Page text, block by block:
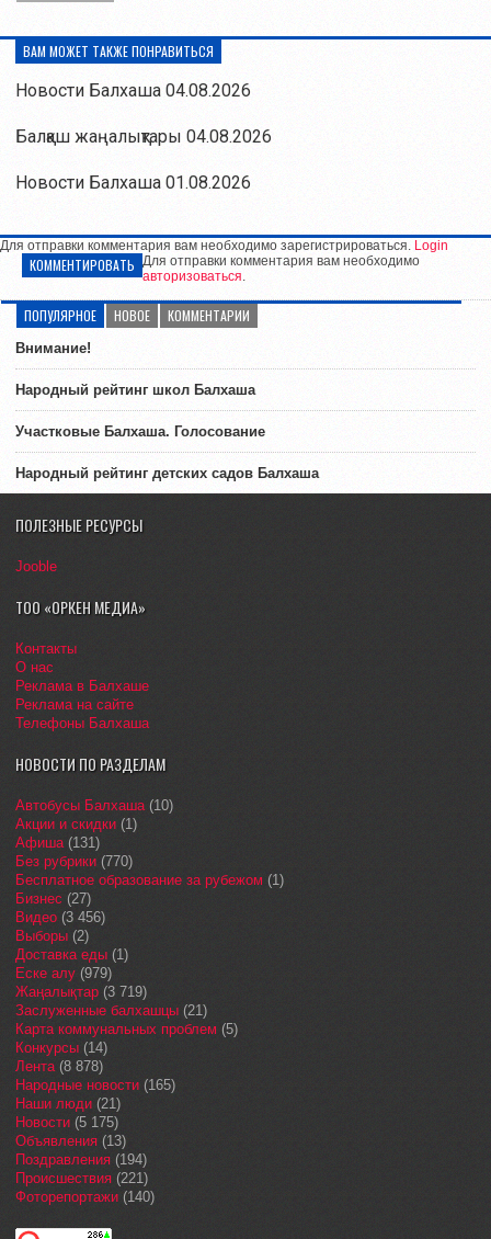
ВАМ МОЖЕТ ТАКЖЕ ПОНРАВИТЬСЯ
Новости Балхаша 04.08.2026
Балқаш жаңалықтары 04.08.2026
Новости Балхаша 01.08.2026
Для отправки комментария вам необходимо зарегистрироваться. Login
КОММЕНТИРОВАТЬ Для отправки комментария вам необходимо
авторизоваться.
ПОПУЛЯРНОЕ НОВОЕ КОММЕНТАРИИ
Внимание!
Народный рейтинг школ Балхаша
Участковые Балхаша. Голосование
Народный рейтинг детских садов Балхаша
ПОЛЕЗНЫЕ РЕСУРСЫ
Jooble
ТОО «ОРКЕН МЕДИА»
Контакты
О нас
Реклама в Балхаше
Реклама на сайте
Телефоны Балхаша
НОВОСТИ ПО РАЗДЕЛАМ
Автобусы Балхаша(10)
Акции и скидки (1)
Афиша(131)
Без рубрики (770)
Бесплатное образование за рубежом (1)
Бизнес (27)
Видео (3 456)
Выборы (2)
Доставка еды (1)
Еске алу (979)
Жаңалықтар (3 719)
Заслуженные балхашцы (21)
Карта коммунальных проблем (5)
Конкурсы (14)
Лента(8 878)
Народные новости (165)
Наши люди (21)
Новости (5 175)
Объявления (13)
Поздравления (194)
Происшествия (221)
Фоторепортажи (140)